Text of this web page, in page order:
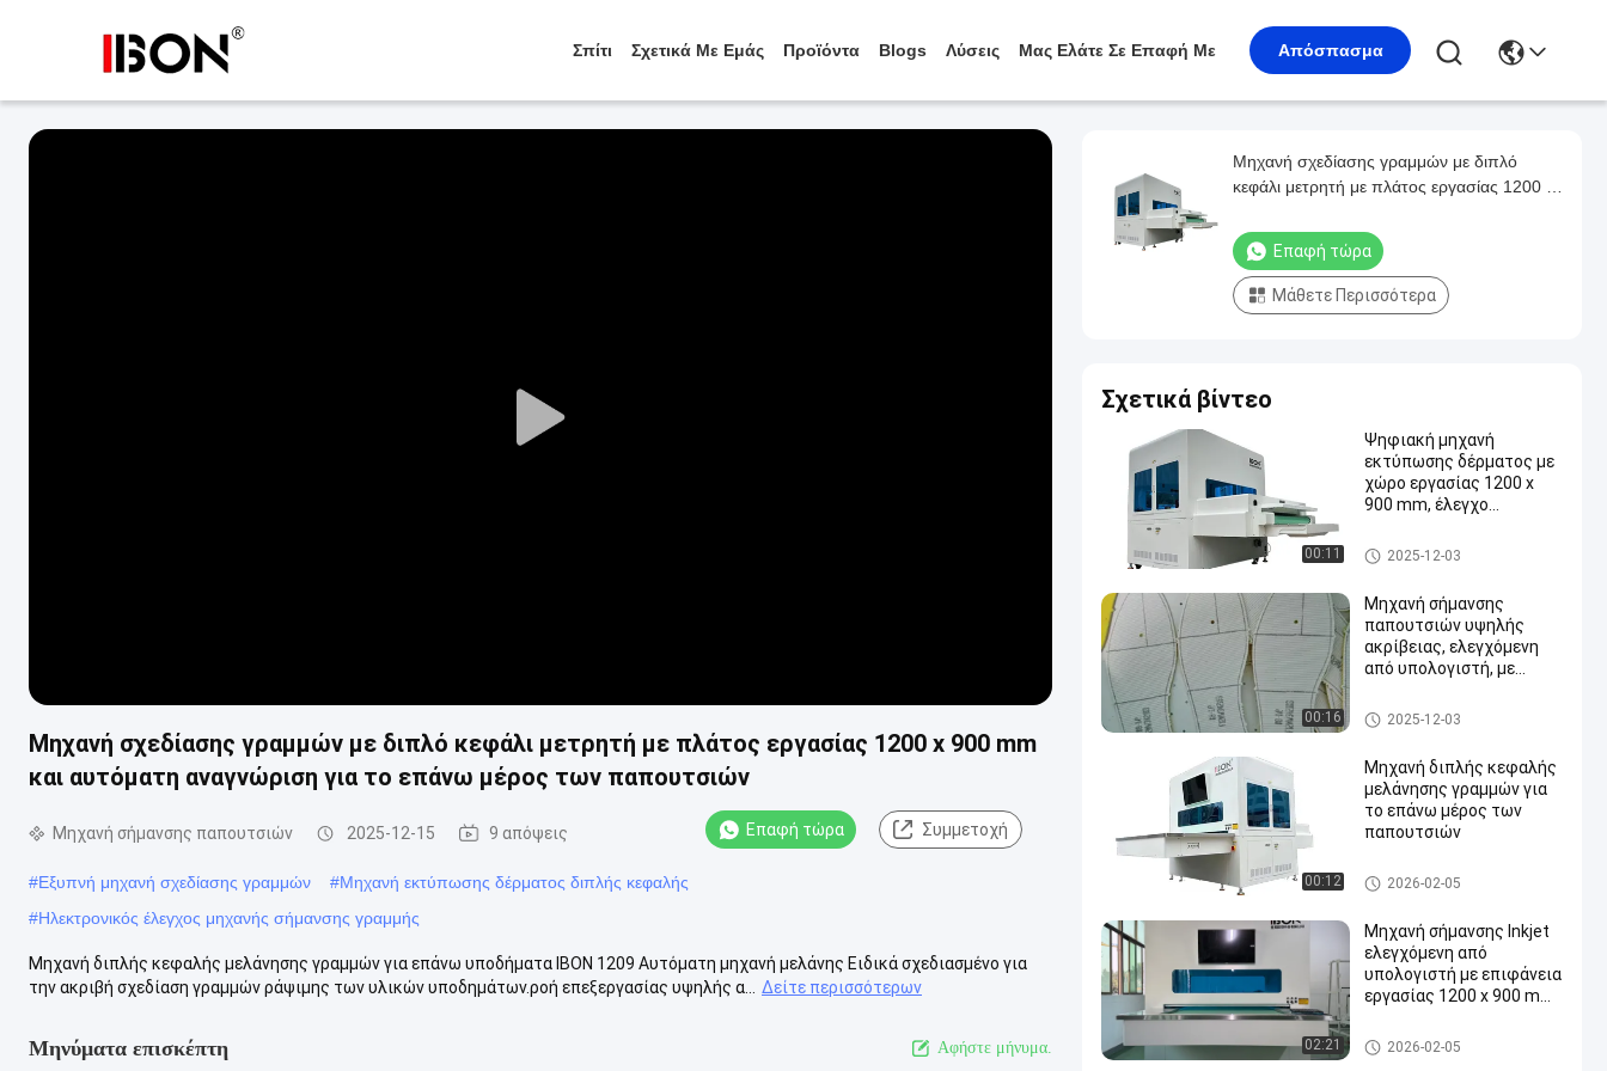
Σπίτι Σχετικά Με Εμάς Προϊόντα Blogs Λύσεις Μας Ελάτε Σε Επαφή Με Απόσπασμα
Play
Μηχανή σχεδίασης γραμμών με διπλό κεφάλι μετρητή με πλάτος εργασίας 1200 x 900 mm
και αυτόματη αναγνώριση για το επάνω μέρος των παπουτσιών
Μηχανή σήμανσης παπουτσιών 2025-12-15 9 απόψεις Επαφή τώρα Συμμετοχή
#Εξυπνή μηχανή σχεδίασης γραμμών #Μηχανή εκτύπωσης δέρματος διπλής κεφαλής
#Ηλεκτρονικός έλεγχος μηχανής σήμανσης γραμμής
Μηχανή διπλής κεφαλής μελάνησης γραμμών για επάνω υποδήματα ΙΒΟΝ 1209 Αυτόματη μηχανή μελάνης Ειδικά σχεδιασμένο για
την ακριβή σχεδίαση γραμμών ράψιμης των υλικών υποδημάτων.ροή επεξεργασίας υψηλής α...
Δείτε περισσότερων
Μηνύματα επισκέπτη Αφήστε μήνυμα.
Μηχανή σχεδίασης γραμμών με διπλό
κεφάλι μετρητή με πλάτος εργασίας 1200 x
επάνω μέρος των παπουτσιών
Επαφή τώρα
Μάθετε Περισσότερα
Σχετικά βίντεο
00:11
Ψηφιακή μηχανή
εκτύπωσης δέρματος με
χώρο εργασίας 1200 x
900 mm, έλεγχο
φθοριούχο μελάνι για
σήμανση παπουτσιών
Μηχανή σήμανσης παπουτσι
ών
2025-12-03
00:16
Μηχανή σήμανσης
παπουτσιών υψηλής
ακρίβειας, ελεγχόμενη
από υπολογιστή, με
900 mm για το επάνω
μέρος των παπουτσιών
Μηχανή σήμανσης παπουτσι
ών
2025-12-03
00:12
Μηχανή διπλής κεφαλής
μελάνησης γραμμών για
το επάνω μέρος των
παπουτσιών
Μηχανή σήμανσης παπουτσι
ών
2026-02-05
02:21
Μηχανή σήμανσης Inkjet
ελεγχόμενη από
υπολογιστή με επιφάνεια
εργασίας 1200 x 900 mm
γραμμής UV για επάνω
μέρος παπουτσιών
Μηχανή σήμανσης παπουτσι
ών
2026-02-05